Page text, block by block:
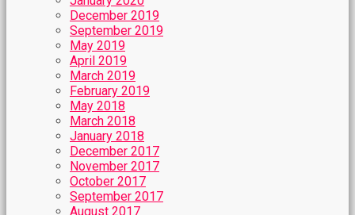
December 2019
September 2019
May 2019
April 2019
March 2019
February 2019
May 2018
March 2018
January 2018
December 2017
November 2017
October 2017
September 2017
August 2017